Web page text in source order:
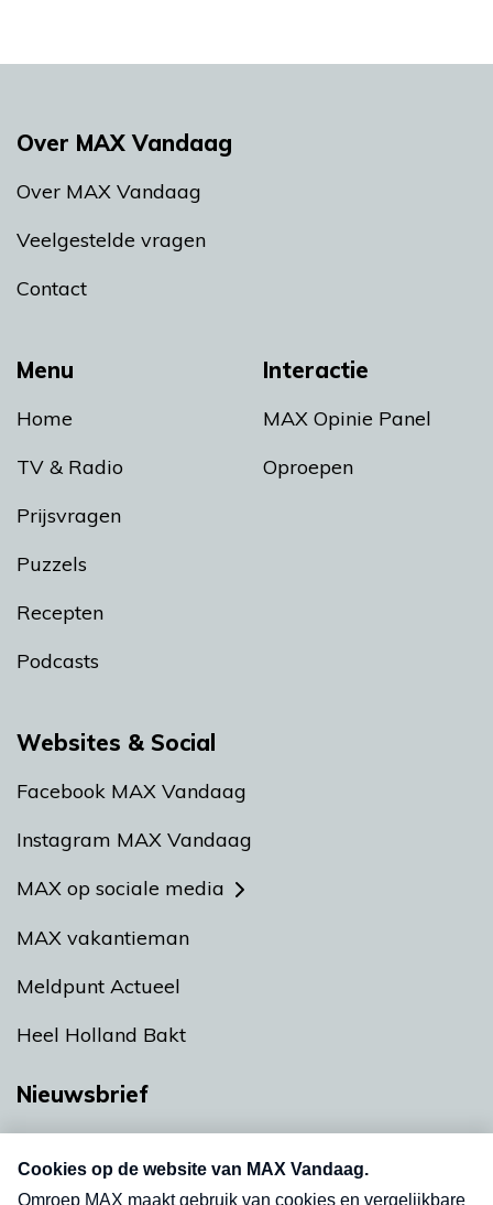
Menu
Home
TV & Radio
Prijsvragen
Puzzels
Recepten
Podcasts
Interactie
MAX Opinie Panel
Oproepen
Over MAX Vandaag
Over MAX Vandaag
Veelgestelde vragen
Contact
Websites & Social
Facebook MAX Vandaag
Instagram MAX Vandaag
MAX op sociale media
MAX vakantieman
Meldpunt Actueel
Heel Holland Bakt
Nieuwsbrief
nieuwsbrief. Elke vrijdag- en dinsdagochtend in
uw mailbox.